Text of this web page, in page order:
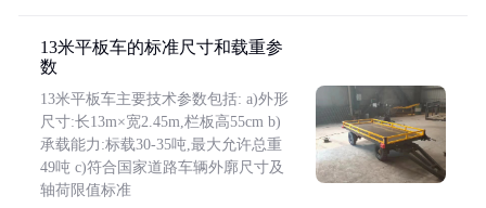
13米平板车的标准尺寸和载重参
数
13米平板车主要技术参数包括: a)外形
尺寸:长13m×宽2.45m,栏板高55cm b)
承载能力:标载30-35吨,最大允许总重
49吨 c)符合国家道路车辆外廓尺寸及
轴荷限值标准